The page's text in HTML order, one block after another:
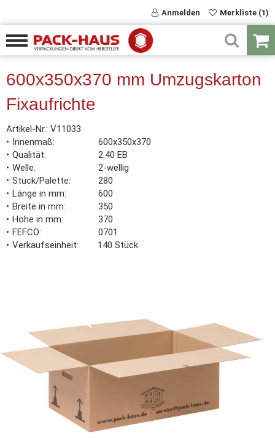
Anmelden Merkliste (1)
600x350x370 mm Umzugskarton
Fixaufrichte
Artikel-Nr.: V11033
Innenmaß
600x350x370
Qualität
2.40 EB
Welle
2-wellig
Stück/Palette
280
Länge in mm
600
Breite in mm
350
Höhe in mm
370
FEFCO
0701
Verkaufseinheit
140 Stück